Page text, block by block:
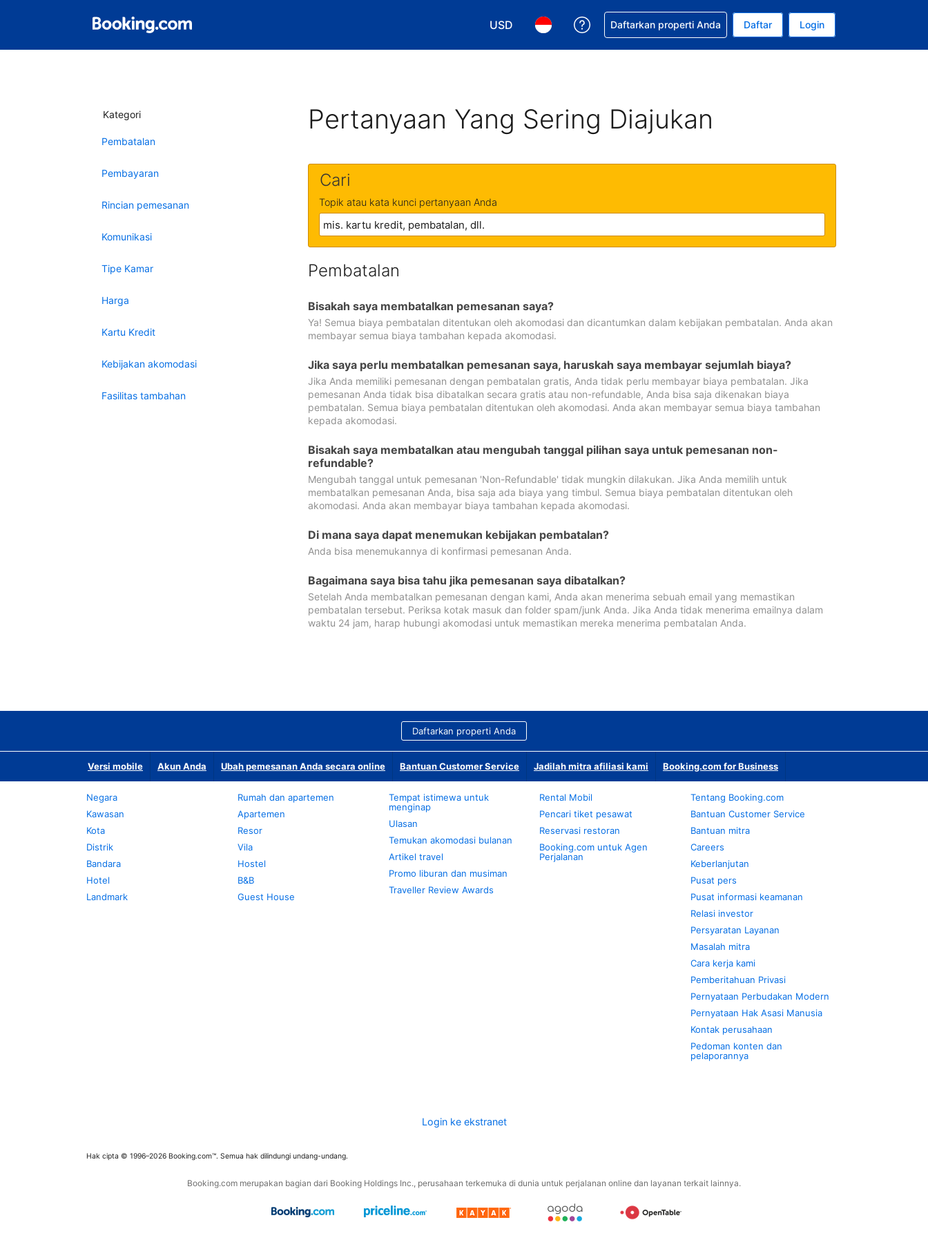
USD
Pilih mata uang Anda. Mata uang Anda saat ini adalah Dolar Amerika Serikat
Pilih bahasa Anda. Bahasa Anda saat ini adalah Bahasa Indonesia
Dapatkan bantuan untuk pemesanan Anda
Daftarkan properti Anda Daftar Login
Kategori
Pembatalan
Pembayaran
Rincian pemesanan
Komunikasi
Tipe Kamar
Harga
Kartu Kredit
Kebijakan akomodasi
Fasilitas tambahan
Pertanyaan Yang Sering Diajukan
Cari
Topik atau kata kunci pertanyaan Anda
Pembatalan
Bisakah saya membatalkan pemesanan saya?
Ya! Semua biaya pembatalan ditentukan oleh akomodasi dan dicantumkan dalam kebijakan pembatalan. Anda akan
membayar semua biaya tambahan kepada akomodasi.
Jika saya perlu membatalkan pemesanan saya, haruskah saya membayar sejumlah biaya?
Jika Anda memiliki pemesanan dengan pembatalan gratis, Anda tidak perlu membayar biaya pembatalan. Jika
pemesanan Anda tidak bisa dibatalkan secara gratis atau non-refundable, Anda bisa saja dikenakan biaya
pembatalan. Semua biaya pembatalan ditentukan oleh akomodasi. Anda akan membayar semua biaya tambahan
kepada akomodasi.
Bisakah saya membatalkan atau mengubah tanggal pilihan saya untuk pemesanan non-
refundable?
Mengubah tanggal untuk pemesanan 'Non-Refundable' tidak mungkin dilakukan. Jika Anda memilih untuk
membatalkan pemesanan Anda, bisa saja ada biaya yang timbul. Semua biaya pembatalan ditentukan oleh
akomodasi. Anda akan membayar biaya tambahan kepada akomodasi.
Di mana saya dapat menemukan kebijakan pembatalan?
Anda bisa menemukannya di konfirmasi pemesanan Anda.
Bagaimana saya bisa tahu jika pemesanan saya dibatalkan?
Setelah Anda membatalkan pemesanan dengan kami, Anda akan menerima sebuah email yang memastikan
pembatalan tersebut. Periksa kotak masuk dan folder spam/junk Anda. Jika Anda tidak menerima emailnya dalam
waktu 24 jam, harap hubungi akomodasi untuk memastikan mereka menerima pembatalan Anda.
Daftarkan properti Anda
Versi mobile Akun Anda Ubah pemesanan Anda secara online Bantuan Customer Service Jadilah mitra afiliasi kami Booking.com for Business
Negara
Kawasan
Kota
Distrik
Bandara
Hotel
Landmark
Rumah dan apartemen
Apartemen
Resor
Vila
Hostel
B&B
Guest House
Tempat istimewa untuk
menginap
Ulasan
Temukan akomodasi bulanan
Artikel travel
Promo liburan dan musiman
Traveller Review Awards
Rental Mobil
Pencari tiket pesawat
Reservasi restoran
Booking.com untuk Agen
Perjalanan
Tentang Booking.com
Bantuan Customer Service
Bantuan mitra
Careers
Keberlanjutan
Pusat pers
Pusat informasi keamanan
Relasi investor
Persyaratan Layanan
Masalah mitra
Cara kerja kami
Pemberitahuan Privasi
Pernyataan Perbudakan Modern
Pernyataan Hak Asasi Manusia
Kontak perusahaan
Pedoman konten dan
pelaporannya
Login ke ekstranet
Hak cipta © 1996–2026 Booking.com™. Semua hak dilindungi undang-undang.
Booking.com merupakan bagian dari Booking Holdings Inc., perusahaan terkemuka di dunia untuk perjalanan online dan layanan terkait lainnya.